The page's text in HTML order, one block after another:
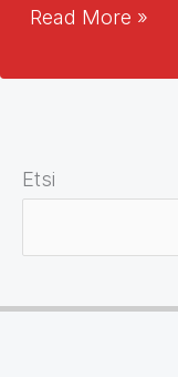
Pohjoinen
Read More »
Etsi